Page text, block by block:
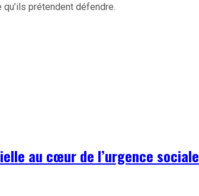
prétendent défendre.
au cœur de l’urgence sociale